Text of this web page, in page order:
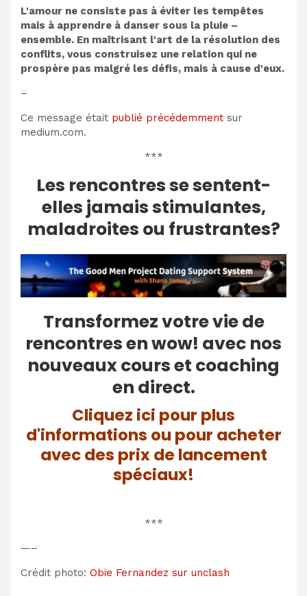
L'amour ne consiste pas à éviter les tempêtes
mais à apprendre à danser sous la pluie –
ensemble. En maîtrisant l'art de la résolution des
conflits, vous construisez une relation qui ne
prospère pas malgré les défis, mais à cause d'eux.
–
Ce message était publié précédemment sur
medium.com.
***
Les rencontres se sentent-
elles jamais stimulantes,
maladroites ou frustrantes?
Transformez votre vie de
rencontres en wow! avec nos
nouveaux cours et coaching
en direct.
Cliquez ici pour plus
d'informations ou pour acheter
avec des prix de lancement
spéciaux!
***
—–
Crédit photo: Obie Fernandez sur unclash